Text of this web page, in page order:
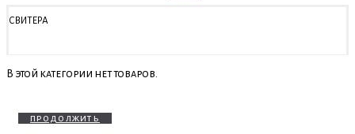
СВИТЕРА
В этой категории нет товаров.
продолжить